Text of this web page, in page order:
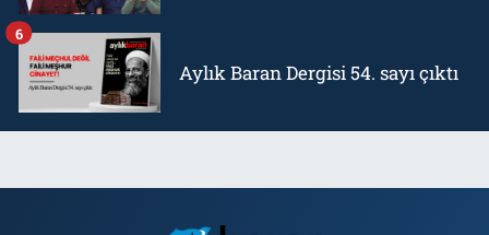
Aylık Baran Dergisi 54. sayı çıktı
6